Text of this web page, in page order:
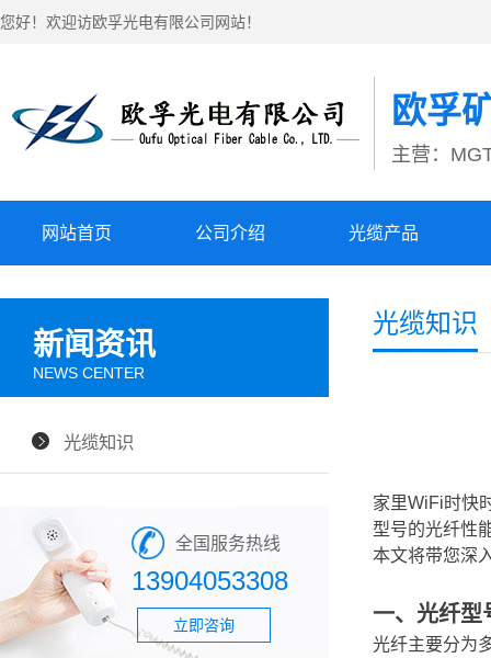
您好！欢迎访欧孚光电有限公司网站！
欧孚
主营：
网站首页 公司介绍 光缆产品
新闻资讯
NEWS CENTER
光缆知识
全国服务热线
13904053308
立即咨询
光缆知识
家里WiFi时快
型号的光纤性
本文将带您深
一、光纤型
光纤主要分为